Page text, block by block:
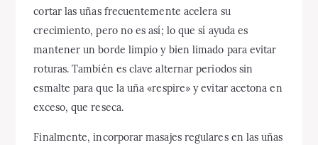
cortar las uñas frecuentemente acelera su
crecimiento, pero no es así; lo que sí ayuda es
mantener un borde limpio y bien limado para evitar
roturas. También es clave alternar periodos sin
esmalte para que la uña «respire» y evitar acetona en
exceso, que reseca.
Finalmente, incorporar masajes regulares en las uñas